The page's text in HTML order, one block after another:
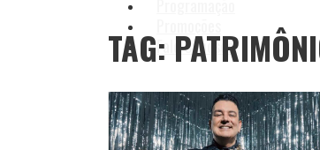
Fale Conosco
TAG: